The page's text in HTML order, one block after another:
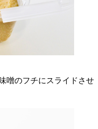
噌のフチにスライドさせ